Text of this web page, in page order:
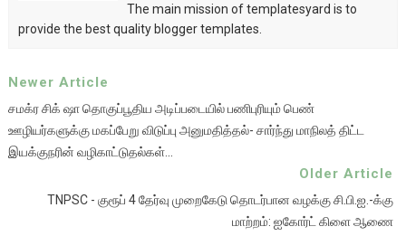
The main mission of templatesyard is to
provide the best quality blogger templates.
Newer Article
சமக்ர சிக் ஷா தொகுப்பூதிய அடிப்படையில் பணிபுரியும் பெண்
ஊழியர்களுக்கு மகப்பேறு விடுப்பு அனுமதித்தல்- சார்ந்து மாநிலத் திட்ட
இயக்குநரின் வழிகாட்டுதல்கள்...
Older Article
TNPSC - குரூப் 4 தேர்வு முறைகேடு தொடர்பான வழக்கு சி.பி.ஐ.-க்கு
மாற்றம்: ஐகோர்ட் கிளை ஆணை